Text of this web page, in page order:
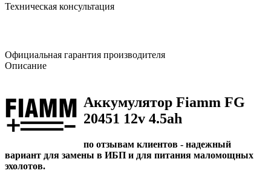
Техническая консультация
Официальная гарантия производителя
Описание
Аккумулятор Fiamm FG
20451 12v 4.5ah
по отзывам клиентов - надежный
вариант для замены в ИБП и для питания маломощных
эхолотов.